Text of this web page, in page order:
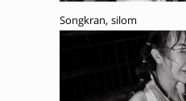
Songkran, silom